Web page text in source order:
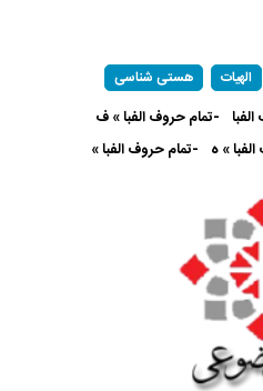
الهیات
هستی شناسی
-تمام حروف الفبا » ف
» ه -تمام حروف الفبا »